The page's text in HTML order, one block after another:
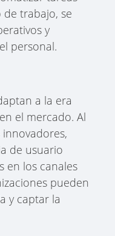
trabajo, se
y
personal.
a la era
el mercado. Al
de usuario
en los canales
pueden
y captar la